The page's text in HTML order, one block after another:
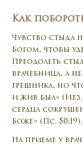
Как
Чувство стыда
Богом, чтобы
Преодолеть
врачебница, а
грешника, но
и жив был» (Иез.
сердца
Боже» (Пс. 50:19).
На приеме у